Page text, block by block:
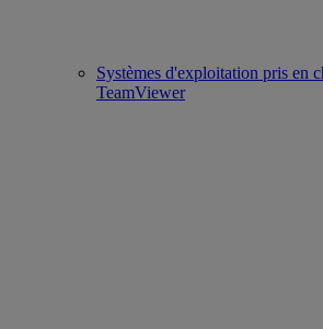
Systèmes d'exploitation pris en
TeamViewer